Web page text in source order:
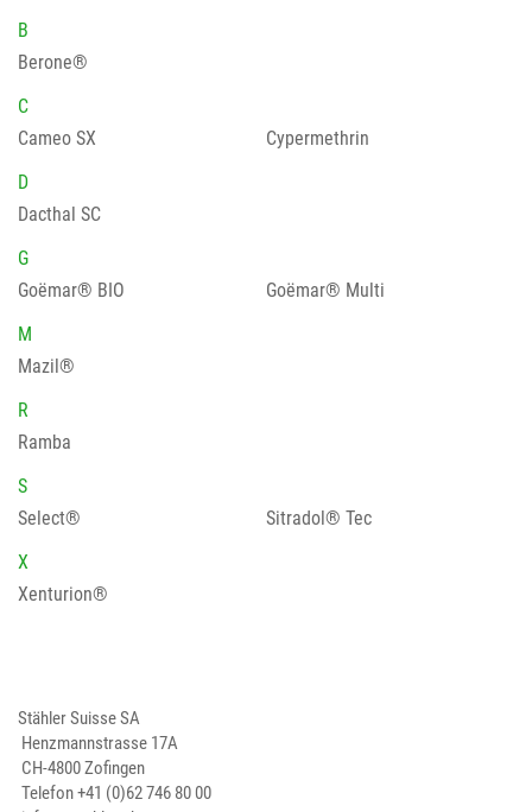
B
Berone®
C
Cameo SX
Cypermethrin
D
Dacthal SC
G
Goëmar® BIO
Goëmar® Multi
M
Mazil®
R
Ramba
S
Select®
Sitradol® Tec
X
Xenturion®
Stähler Suisse SA
Henzmannstrasse 17A
CH-4800 Zofingen
Telefon+41 (0)62 746 80 00